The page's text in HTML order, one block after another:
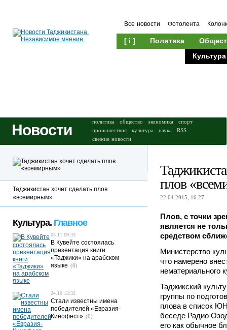
Все новости Фотолента
[ i ] Политика
Культура
Новости политика общество экономика
спорт
происшествия
культура наука
RSS
свежие новости
плов
22.04.2015, 16:27
Плов, с точки
является не
средством
Министерство
что намерено
нематериального
Таджикский
группы по
плова в список
беседе Радио
его как обычное
Таджикистан хочет сделать плов
«всемирным»
Культура. Главное
05.11 09:33
В Кувейте состоялась
презентация книги
«Таджики» на арабском
языке (0)
24.10 13:33
Стали известны имена
победителей «Евразия-
Кинофест» (0)